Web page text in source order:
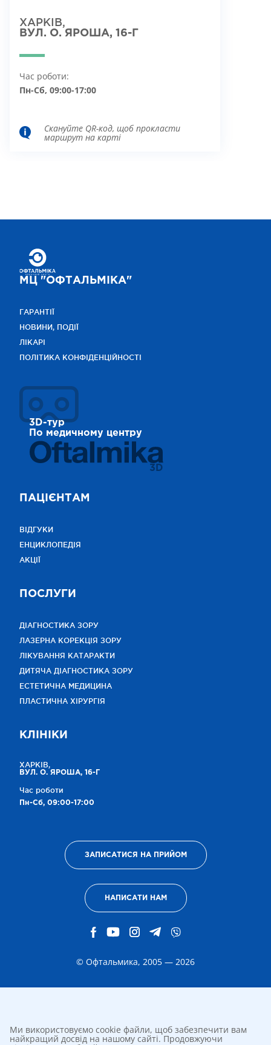
ХАРКІВ,
ВУЛ. О. ЯРОША, 16-Г
Час роботи:
Пн-Сб, 09:00-17:00
Скануйте QR-код, щоб прокласти
маршрут на карті
МЦ "ОФТАЛЬМІКА"
ГАРАНТІЇ
НОВИНИ, ПОДІЇ
ЛІКАРІ
ПОЛІТИКА КОНФІДЕНЦІЙНОСТІ
3D-тур
По медичному центру
3D
ПАЦІЄНТАМ
ВІДГУКИ
ЕНЦИКЛОПЕДІЯ
АКЦІЇ
ПОСЛУГИ
ДІАГНОСТИКА ЗОРУ
ЛАЗЕРНА КОРЕКЦІЯ ЗОРУ
ЛІКУВАННЯ КАТАРАКТИ
ДИТЯЧА ДІАГНОСТИКА ЗОРУ
ЕСТЕТИЧНА МЕДИЦИНА
ПЛАСТИЧНА ХІРУРГІЯ
КЛІНІКИ
ХАРКІВ,
ВУЛ. О. ЯРОША, 16-Г
Час роботи
Пн-Сб, 09:00-17:00
ЗАПИСАТИСЯ НА ПРИЙОМ
НАПИСАТИ НАМ
© Офтальмика, 2005 — 2026
Ми використовуємо cookie файли, щоб забезпечити вам
найкращий досвід на нашому сайті. Продовжуючи